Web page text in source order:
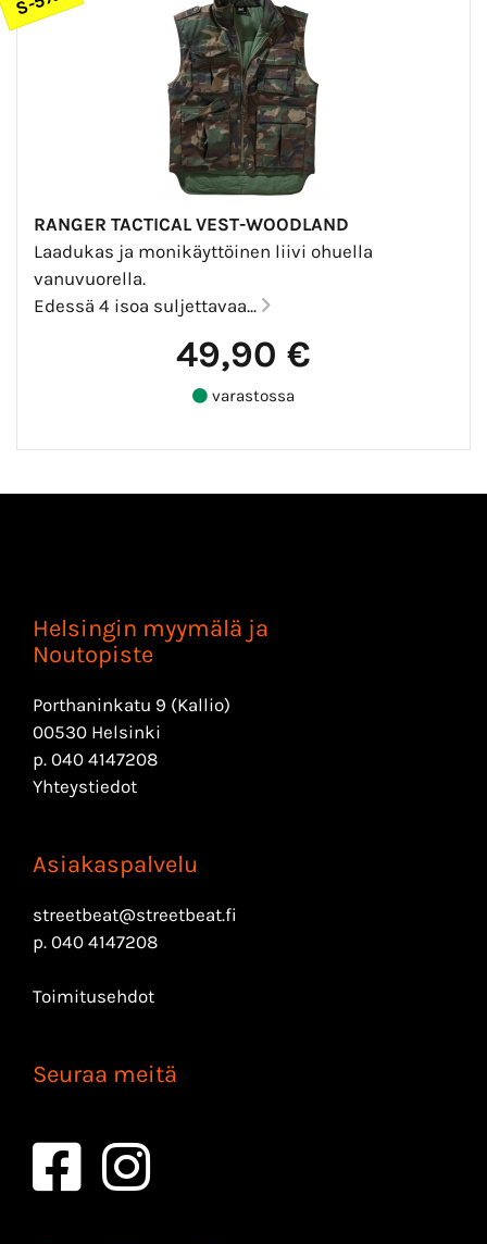
RANGER TACTICAL VEST-WOODLAND
Laadukas ja monikäyttöinen liivi ohuella
vanuvuorella.
Edessä 4 isoa suljettavaa...
49,90 €
varastossa
Helsingin myymälä ja
Noutopiste
Porthaninkatu 9 (Kallio)
00530 Helsinki
p. 040 4147208
Yhteystiedot
Asiakaspalvelu
streetbeat@streetbeat.fi
p. 040 4147208
Toimitusehdot
Seuraa meitä